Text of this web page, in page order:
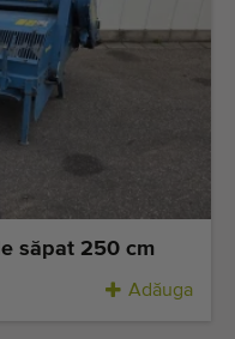
săpat 250 cm
Adăuga